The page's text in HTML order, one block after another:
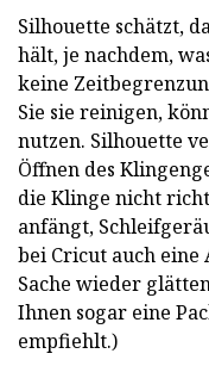
Silhouette schätzt,
hält, je nachdem,
keine
Sie sie reinigen,
nutzen. Silhouette
Öffnen des
die Klinge nicht
anfängt,
bei Cricut auch eine
Sache wieder
Ihnen sogar eine
empfiehlt.)